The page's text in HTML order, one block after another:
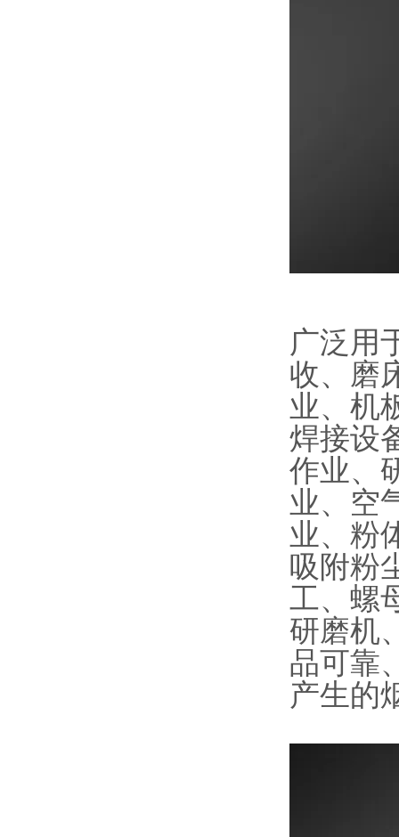
广泛用
收、磨
业、机
焊接设
作业、
业、空
业、粉
吸附粉
工、螺
研磨机
品可靠
产生的